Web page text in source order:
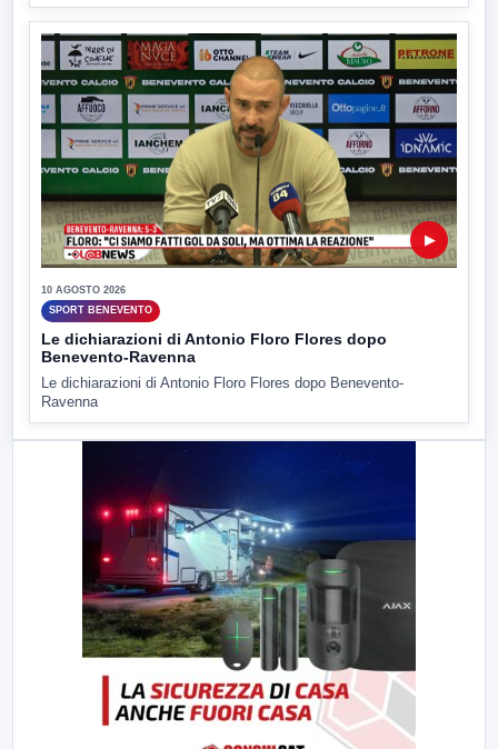
▶
10 AGOSTO 2026
SPORT BENEVENTO
Le dichiarazioni di Antonio Floro Flores dopo
Benevento-Ravenna
Le dichiarazioni di Antonio Floro Flores dopo Benevento-
Ravenna